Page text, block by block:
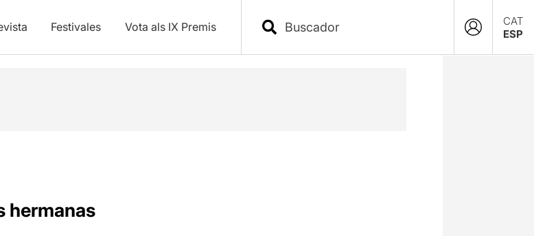
Festivales Vota als IX Premis
CAT
ESP
hermanas